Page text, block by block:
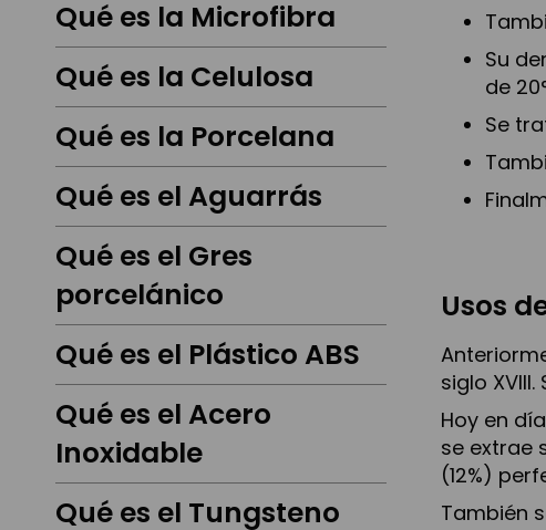
Su
de
Se
Usos
siglo
Hoy en
se extrae
(12%)
También
Qué es la Microfibra
Qué es la Celulosa
Qué es la Porcelana
Qué es el Aguarrás
Qué es el Gres
porcelánico
Qué es el Plástico ABS
Qué es el Acero
Inoxidable
Qué es el Tungsteno